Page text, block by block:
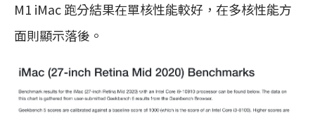
M1 iMac 跑分結果在單核性能較好，在多核性能方
面則顯示落後。